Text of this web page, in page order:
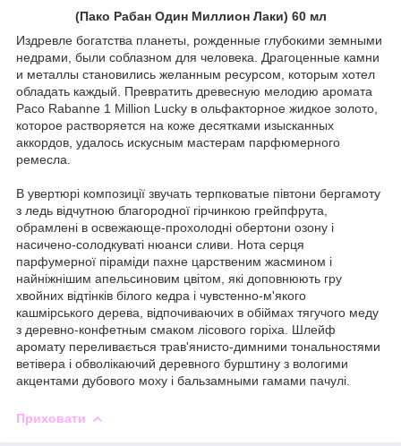
(Пако Рабан Один Миллион Лаки) 60 мл
Издревле богатства планеты, рожденные глубокими земными
недрами, были соблазном для человека. Драгоценные камни
и металлы становились желанным ресурсом, которым хотел
обладать каждый. Превратить древесную мелодию аромата
Paco Rabanne 1 Million Lucky в ольфакторное жидкое золото,
которое растворяется на коже десятками изысканных
аккордов, удалось искусным мастерам парфюмерного
ремесла.
В увертюрі композиції звучать терпковатые півтони бергамоту
з ледь відчутною благородної гірчинкою грейпфрута,
обрамлені в освежающе-прохолодні обертони озону і
насичено-солодкуваті нюанси сливи. Нота серця
парфумерної піраміди пахне царственим жасмином і
найніжнішим апельсиновим цвітом, які доповнюють гру
хвойних відтінків білого кедра і чувстенно-м'якого
кашмірського дерева, відпочиваючих в обіймах тягучого меду
з деревно-конфетным смаком лісового горіха. Шлейф
аромату переливається трав'янисто-димними тональностями
ветівера і обволікаючий деревного бурштину з вологими
акцентами дубового моху і бальзамными гамами пачулі.
Приховати